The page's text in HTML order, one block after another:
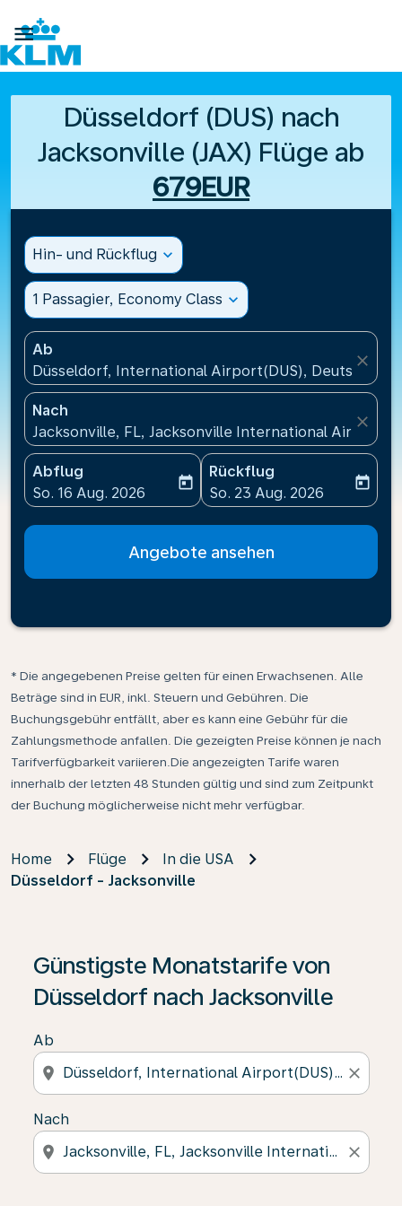

Düsseldorf (DUS) nach
Jacksonville (JAX) Flüge ab
679EUR
Hin- und Rückflug expand_more
1 Passagier, Economy Class expand_more
Ab
Düsseldorf, International Airport(DUS), Deutschland
close
Nach
Jacksonville, FL, Jacksonville International
close
Abflug
fc-booking-departure-date-aria-label
So. 16 Aug. 2026
today
Rückflug
fc-booking-return-date-
So. 23 Aug. 2026
today
Angebote ansehen
* Die angegebenen Preise gelten für einen Erwachsenen. Alle
Beträge sind in EUR, inkl. Steuern und Gebühren. Die
Buchungsgebühr entfällt, aber es kann eine Gebühr für die
Zahlungsmethode anfallen. Die gezeigten Preise können je nach
Tarifverfügbarkeit variieren.Die angezeigten Tarife waren
innerhalb der letzten 48 Stunden gültig und sind zum Zeitpunkt
der Buchung möglicherweise nicht mehr verfügbar.
Home Flüge
In die USA
Düsseldorf - Jacksonville
Günstigste Monatstarife von
Düsseldorf nach Jacksonville
Ab
location_on close
Nach
location_on close